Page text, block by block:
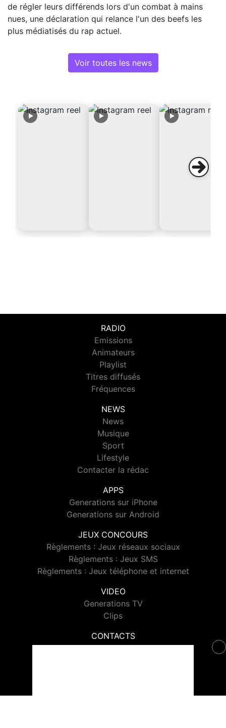
de régler leurs différends lors d'un combat à mains
nues, une déclaration qui relance l'un des beefs les
plus médiatisés du rap actuel.
Voir toutes les news
RADIO
Emissions
Animateurs
Playlist
Titres diffusés
Fréquences
NEWS
News
Musique
Sport
Lifestyle
Contacter la rédac
APPS
Generations sur iPhone
Generations sur Android
JEUX CONCOURS
Règlements : Jeux réseaux sociaux
Règlements : Jeux SMS
Règlements : Jeux téléphone et internet
VIDEO
Generations TV
Clips
CONTACTS
Contacter Generations